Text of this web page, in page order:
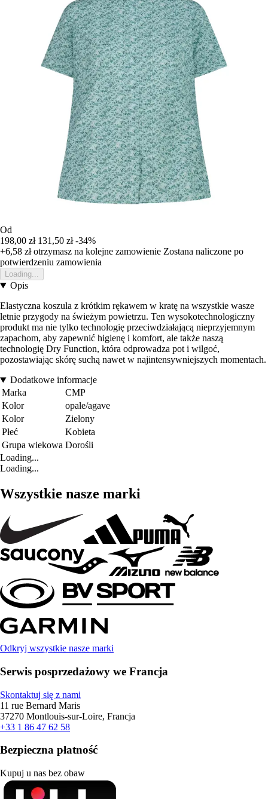
Od
198,00 zł 131,50 zł -34%
+6,58 złotrzymasz na kolejne zamowienie Zostana naliczone po
potwierdzeniu zamowienia
Loading...
Opis
Elastyczna koszula z krótkim rękawem w kratę na wszystkie wasze
letnie przygody na świeżym powietrzu. Ten wysokotechnologiczny
produkt ma nie tylko technologię przeciwdziałającą nieprzyjemnym
zapachom, aby zapewnić higienę i komfort, ale także naszą
technologię Dry Function, która odprowadza pot i wilgoć,
pozostawiając skórę suchą nawet w najintensywniejszych momentach.
Dodatkowe informacje
Marka
CMP
Kolor
opale/agave
Kolor
Zielony
Płeć
Kobieta
Grupa wiekowa Dorośli
Loading...
Loading...
Wszystkie nasze marki
Odkryj wszystkie nasze marki
Serwis posprzedażowy we Francja
Skontaktuj się z nami
11 rue Bernard Maris
37270 Montlouis-sur-Loire, Francja
+33 1 86 47 62 58
Bezpieczna płatność
Kupuj u nas bez obaw